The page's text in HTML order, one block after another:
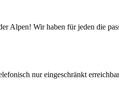
Alpen! Wir haben für jeden die
nur eingeschränkt